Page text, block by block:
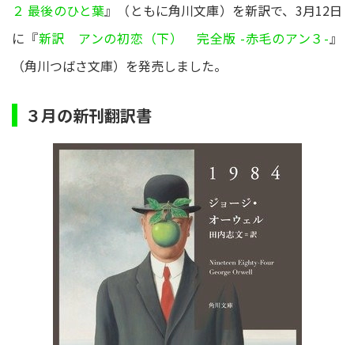
２ 最後のひと葉』（ともに角川文庫）を新訳で、3月12日
に『新訳 アンの初恋（下） 完全版 -赤毛のアン３-』
（角川つばさ文庫）を発売しました。
３月の新刊翻訳書